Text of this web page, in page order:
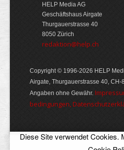
HELP Media AG
Geschäftshaus Airgate
Thurgauerstrasse 40
8050 Zürich
redaktion@help.ch
Copyright © 1996-2026 HELP
Airgate, Thurgauer­strasse 40, CH-
Angaben ohne Gewähr.
bedin­gungen,
Diese Site verwendet Cookies.